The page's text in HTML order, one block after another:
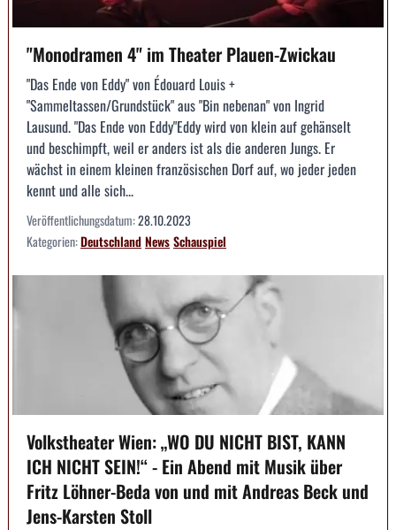
"Monodramen 4" im Theater Plauen-Zwickau
"Das Ende von Eddy" von Édouard Louis +
"Sammeltassen/Grundstück" aus "Bin nebenan" von Ingrid
Lausund. "Das Ende von Eddy"Eddy wird von klein auf gehänselt
und beschimpft, weil er anders ist als die anderen Jungs. Er
wächst in einem kleinen französischen Dorf auf, wo jeder jeden
kennt und alle sich...
Veröffentlichungsdatum:28.10.2023
Kategorien:DeutschlandNewsSchauspiel
Volkstheater Wien: „WO DU NICHT BIST, KANN
ICH NICHT SEIN!“ - Ein Abend mit Musik über
Fritz Löhner-Beda von und mit Andreas Beck und
Jens-Karsten Stoll